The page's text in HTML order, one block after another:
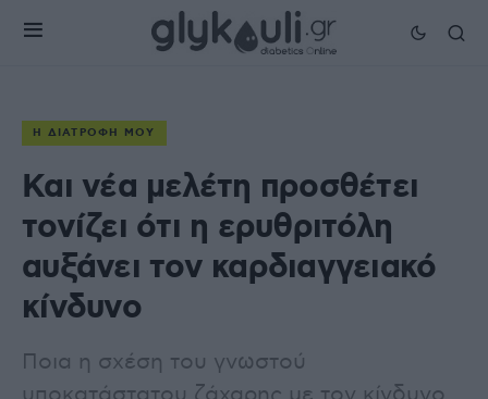
Η ΔΙΑΤΡΟΦΉ ΜΟΥ
Και νέα μελέτη προσθέτει
τονίζει ότι η ερυθριτόλη
αυξάνει τον καρδιαγγειακό
κίνδυνο
Ποια η σχέση του γνωστού